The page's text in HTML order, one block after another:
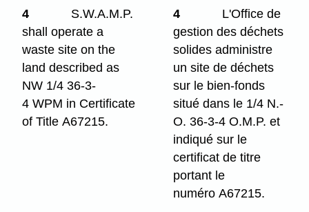
4
S.W.A.M.P.
shall operate a
waste site on the
land described as
NW 1/4 36-3-
4 WPM in Certificate
of Title A67215.
4
L'Office de
gestion des déchets
solides administre
un site de déchets
sur le bien-fonds
situé dans le 1/4 N.-
O. 36-3-4 O.M.P. et
indiqué sur le
certificat de titre
portant le
numéro A67215.